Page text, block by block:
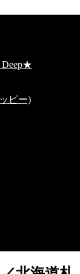
ピー)